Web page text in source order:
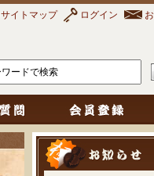
サイトマップ ログイン